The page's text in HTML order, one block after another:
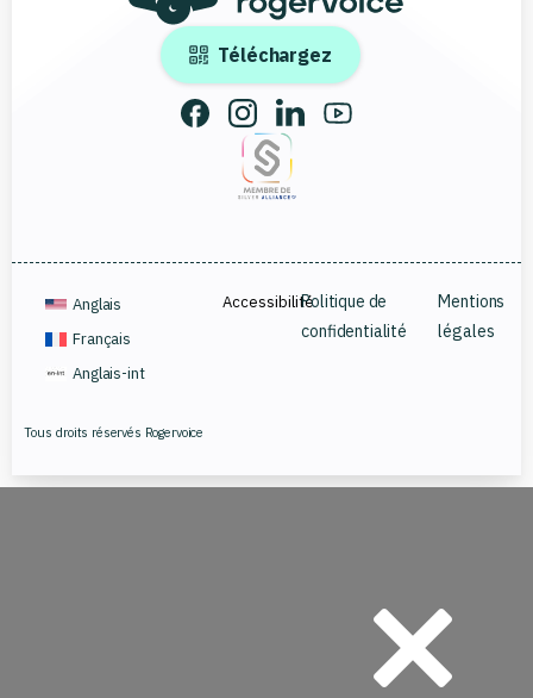
Téléchargez
Tous droits réservés Rogervoice
Mentions
légales
Politique de
confidentialité
Accessibilité
Anglais
Français
Anglais-int